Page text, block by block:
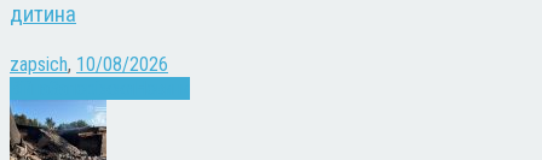
дитина
zapsich, 10/08/2026